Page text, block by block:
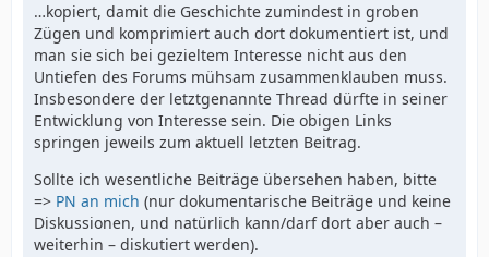
…kopiert, damit die Geschichte zumindest in groben
Zügen und komprimiert auch dort dokumentiert ist, und
man sie sich bei gezieltem Interesse nicht aus den
Untiefen des Forums mühsam zusammenklauben muss.
Insbesondere der letztgenannte Thread dürfte in seiner
Entwicklung von Interesse sein. Die obigen Links
springen jeweils zum aktuell letzten Beitrag.
Sollte ich wesentliche Beiträge übersehen haben, bitte
=> PN an mich (nur dokumentarische Beiträge und keine
Diskussionen, und natürlich kann/darf dort aber auch –
weiterhin – diskutiert werden).